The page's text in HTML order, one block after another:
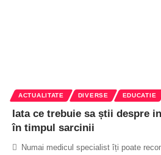
ACTUALITATE DIVERSE EDUCATIE
Iata ce trebuie sa știi despre
în timpul sarcinii
 Numai medicul specialist îți poate